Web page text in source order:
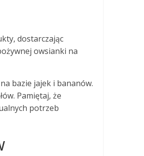
dostarczając
owsianki na
bazie jajek i bananów.
Pamiętaj, że
potrzeb